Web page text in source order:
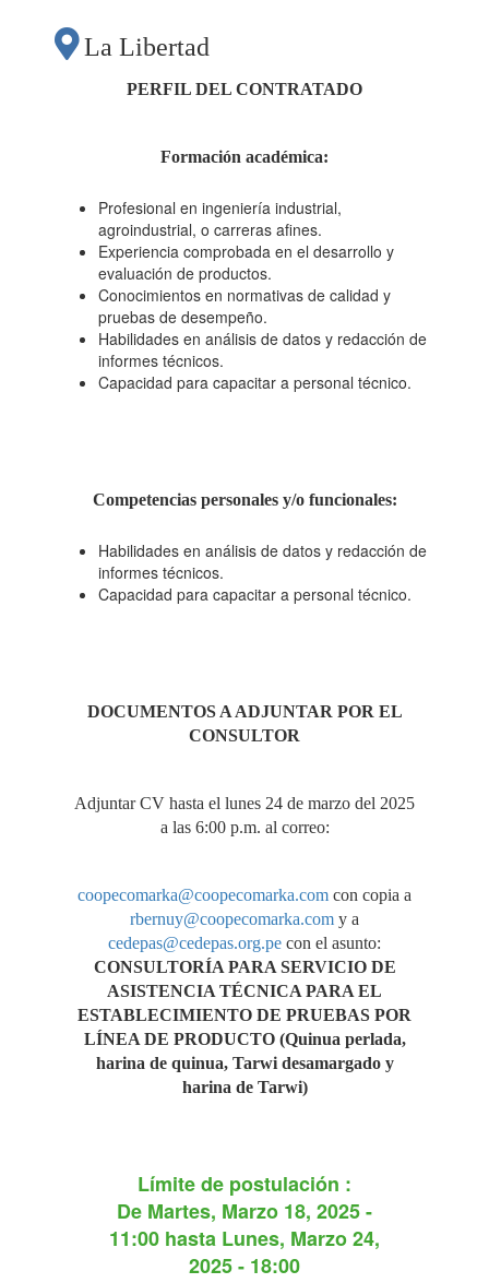
ESTABLECIMIENTO
DE PRUEBAS POR
LÍNEA DE
PRODUCTO
(QUINUA PERLADA,
HARINA DE
DESAMARGADO Y
HARINA DE TARWI)"
La Libertad
PERFIL DEL CONTRATADO
Formación académica:
Profesional en ingeniería industrial,
agroindustrial, o carreras afines.
Experiencia comprobada en el desarrollo y
evaluación de productos.
Conocimientos en normativas de calidad y
pruebas de desempeño.
Habilidades en análisis de datos y redacción de
informes técnicos.
Capacidad para capacitar a personal técnico.
Competencias personales y/o funcionales:
Habilidades en análisis de datos y redacción de
informes técnicos.
Capacidad para capacitar a personal técnico.
DOCUMENTOS A ADJUNTAR POR EL
CONSULTOR
Adjuntar CV hasta el lunes 24 de marzo del 2025
a las 6:00 p.m. al correo:
coopecomarka@coopecomarka.com con copia a
rbernuy@coopecomarka.com y a
cedepas@cedepas.org.pe con el asunto:
CONSULTORÍA PARA SERVICIO DE
ASISTENCIA TÉCNICA PARA EL
ESTABLECIMIENTO DE PRUEBAS POR
LÍNEA DE PRODUCTO (Quinua perlada,
harina de quinua, Tarwi desamargado y
harina de Tarwi)
Límite de postulación :
De Martes, Marzo 18, 2025 -
11:00 hasta Lunes, Marzo 24,
2025 - 18:00